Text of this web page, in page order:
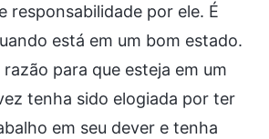
responsabilidade por ele. É
está em um bom estado.
para que esteja em um
tenha sido elogiada por ter
em seu dever e tenha